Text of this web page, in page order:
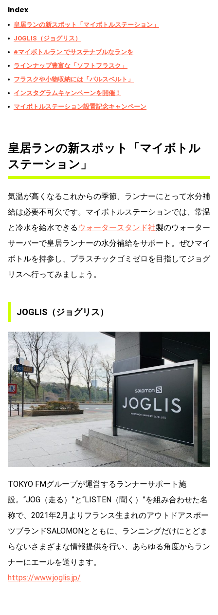
Index
皇居ランの新スポット「マイボトルステーション」
JOGLIS（ジョグリス）
#マイボトルラン でサステナブルなランを
ラインナップ豊富な「ソフトフラスク」
フラスクや小物収納には「パルスベルト」
インスタグラムキャンペーンを開催！
マイボトルステーション設置記念キャンペーン
皇居ランの新スポット「マイボトル
ステーション」
気温が高くなるこれからの季節、ランナーにとって水分補
給は必要不可欠です。マイボトルステーションでは、常温
と冷水を給水できる ウォータースタンド社製のウォーター
サーバーで皇居ランナーの水分補給をサポート。ぜひマイ
ボトルを持参し、プラスチックゴミゼロを目指してジョグ
リスへ行ってみましょう。
JOGLIS（ジョグリス）
TOKYO FMグループが運営するランナーサポート施
設。“JOG（走る）”と“LISTEN（聞く）”を組み合わせた名
称で、2021年2月よりフランス生まれのアウトドアスポー
ツブランドSALOMONとともに、ランニングだけにとどま
らないさまざまな情報提供を行い、あらゆる角度からラン
ナーにエールを送ります。
https://www.joglis.jp/